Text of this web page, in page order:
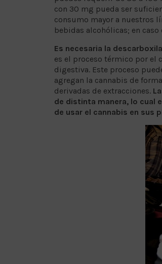
con 30 mg pueda ser
consumo mayor a nuestros
bebidas alcohólicas; en
Es necesaria la
es el proceso térmico por el
digestiva. Este proceso
agregan la cannabis de
derivadas de extracciones.
de distinta manera, lo cual
de usar el cannabis en sus